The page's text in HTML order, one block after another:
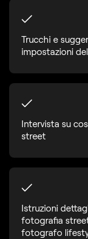
Trucchi e
impostazioni
Intervista su
street
Istruzioni
fotografia
fotografo